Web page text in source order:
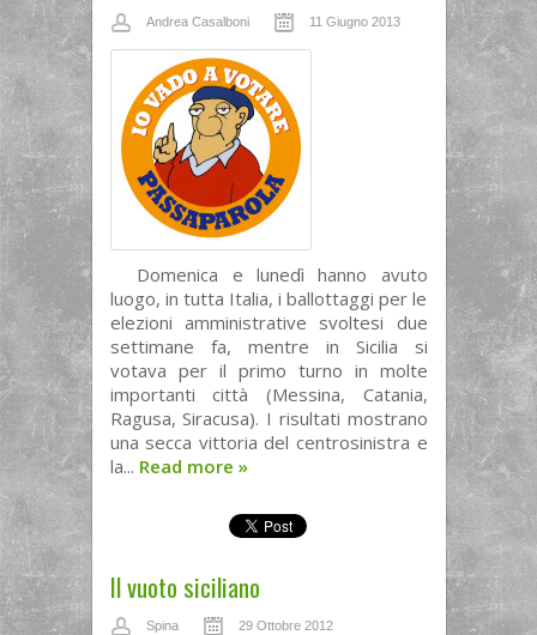
Andrea Casalboni 11 Giugno 2013
Domenica e lunedì hanno avuto
luogo, in tutta Italia, i ballottaggi per le
elezioni amministrative svoltesi due
settimane fa, mentre in Sicilia si
votava per il primo turno in molte
importanti città (Messina, Catania,
Ragusa, Siracusa). I risultati mostrano
una secca vittoria del centrosinistra e
la... Read more »
Il vuoto siciliano
Spina 29 Ottobre 2012